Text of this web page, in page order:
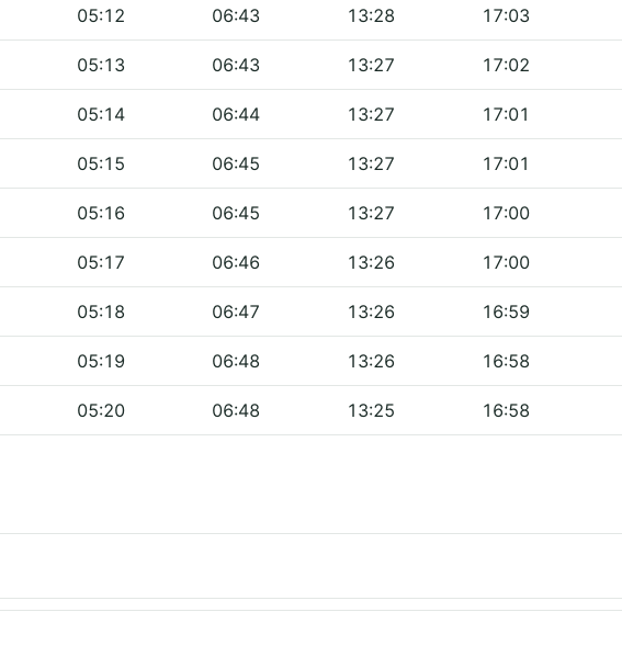
05:12 06:43 13:28 17:03
05:13 06:43 13:27 17:02
05:14 06:44 13:27 17:01
05:15 06:45 13:27 17:01
05:16 06:45 13:27 17:00
05:17 06:46 13:26 17:00
05:18 06:47 13:26 16:59
05:19 06:48 13:26 16:58
05:20 06:48 13:25 16:58